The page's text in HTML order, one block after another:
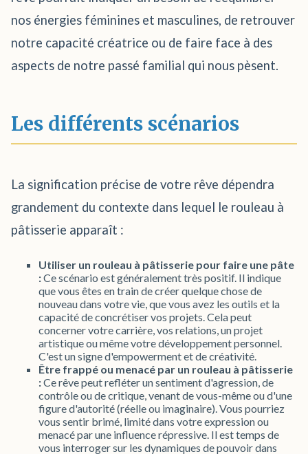
nos énergies féminines et masculines, de retrouver
notre capacité créatrice ou de faire face à des
aspects de notre passé familial qui nous pèsent.
Les différents scénarios
La signification précise de votre rêve dépendra
grandement du contexte dans lequel le rouleau à
pâtisserie apparaît :
Utiliser un rouleau à pâtisserie pour faire une pâte
:Ce scénario est généralement très positif. Il indique
que vous êtes en train de créer quelque chose de
nouveau dans votre vie, que vous avez les outils et la
capacité de concrétiser vos projets. Cela peut
concerner votre carrière, vos relations, un projet
artistique ou même votre développement personnel.
C'est un signe d'empowerment et de créativité.
Être frappé ou menacé par un rouleau à pâtisserie
:Ce rêve peut refléter un sentiment d'agression, de
contrôle ou de critique, venant de vous-même ou d'une
figure d'autorité (réelle ou imaginaire). Vous pourriez
vous sentir brimé, limité dans votre expression ou
menacé par une influence répressive. Il est temps de
vous interroger sur les dynamiques de pouvoir dans